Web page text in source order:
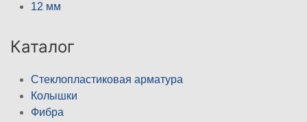
12 мм
Каталог
Стеклопластиковая арматура
Колышки
Фибра